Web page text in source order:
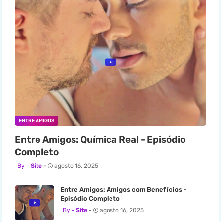
ENTRE AMIGOS
Entre Amigos: Química Real - Episódio
Completo
Site agosto 16, 2025
Entre Amigos: Amigos com Benefícios -
Episódio Completo
Site agosto 16, 2025